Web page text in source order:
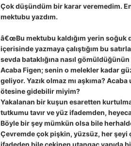
Çok düşündüm bir karar veremedim.
mektubu yazdım.
â€œBu mektubu kaldığım yerin soğuk
içerisinde yazmaya çalıştığım bu
sevda bataklığına nasıl
Acaba Figen; senin o melekler kadar
geliyor. Yazık olmaz mı aşkıma?
ötesine gidebilir miyim?
Yakalanan bir kuşun esaretten
tutkumu tavır ve yüz ifademden,
Böyle bir şey mümkün olsa bile
Çevremde çok pişkin, yüzsüz, her şeyi
ifadeden bile çekinen utangaç yapıda